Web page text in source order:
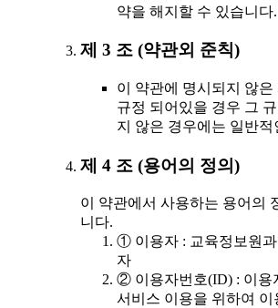
약을 해지할 수 있습니다.
제 3 조 (약관외 준칙)
이 약관에 명시되지 않은
규정 되어있을 경우 그
지 않은 경우에는 일반
제 4 조 (용어의 정의)
이 약관에서 사용하는 용어의
니다.
① 이용자 : 교육정보원
자
② 이용자번호(ID) : 이용
서비스 이용을 위하여